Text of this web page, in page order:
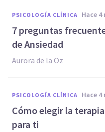
PSICOLOGÍA CLÍNICA hace
7 preguntas
de Ansiedad
Aurora de la Oz
PSICOLOGÍA CLÍNICA hace
Cómo elegir la
para ti